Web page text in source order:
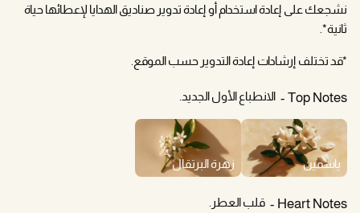
نشجعك على إعادة استخدام أو إعادة تدوير صناديق الهدايا لإعطائها حياة
ثانية*.
*قد تختلف إرشادات إعادة التدوير حسب الموقع.
Top Notes الانطباع الأول الجديد.
ياسمين زهرة البرتقال
Heart Notes قلب العطر.